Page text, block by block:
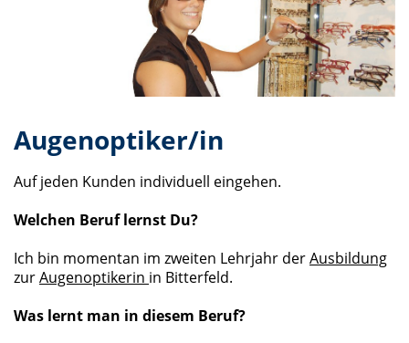
Augenoptiker/in
Auf jeden Kunden individuell eingehen.
Welchen Beruf lernst Du?
Ich bin momentan im zweiten Lehrjahr derAusbildung
zurAugenoptikerin in Bitterfeld.
Was lernt man in diesem Beruf?